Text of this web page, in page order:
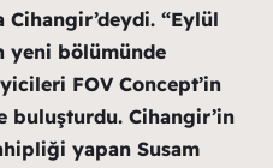
“Eylül
yeni bölümünde
FOV Concept’in
buluşturdu. Cihangir’in
yapan Susam